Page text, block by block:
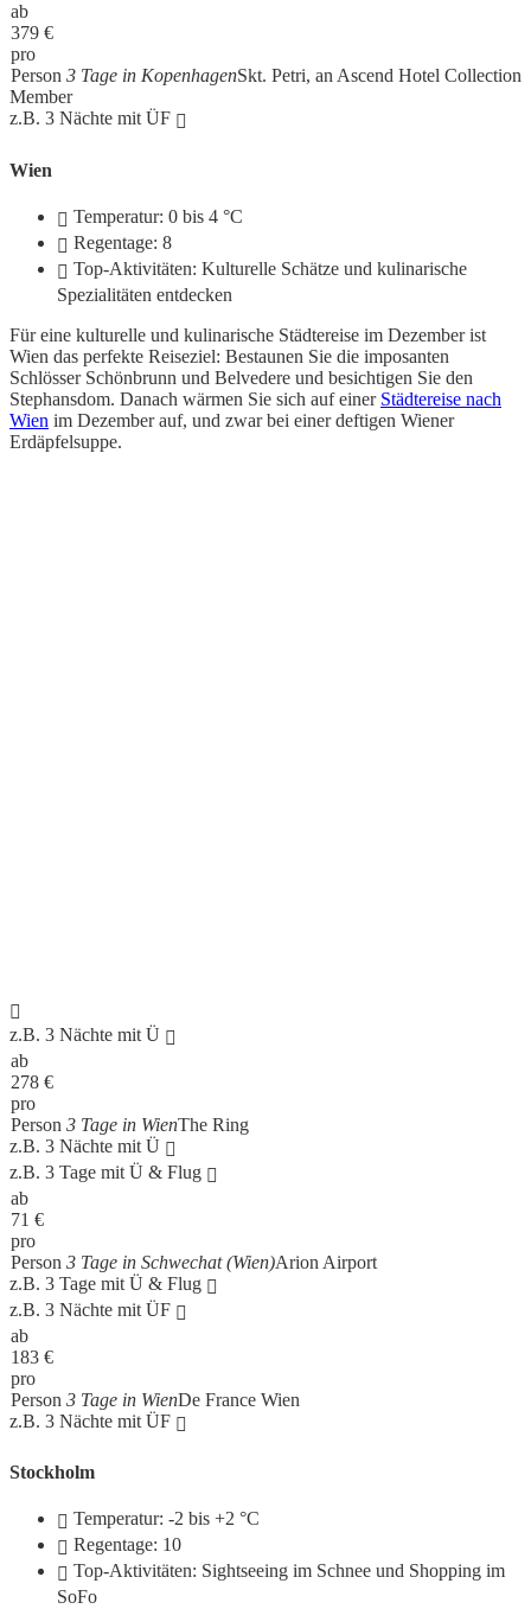
ab
379 €
pro
Person 3 Tage in KopenhagenSkt. Petri, an Ascend Hotel Collection
Member
z.B. 3 Nächte mit ÜF
Wien
Temperatur: 0 bis 4 °C
Regentage: 8
Top-Aktivitäten: Kulturelle Schätze und kulinarische
Spezialitäten entdecken
Für eine kulturelle und kulinarische Städtereise im Dezember ist
Wien das perfekte Reiseziel: Bestaunen Sie die imposanten
Schlösser Schönbrunn und Belvedere und besichtigen Sie den
Stephansdom. Danach wärmen Sie sich auf einer Städtereise nach
Wien im Dezember auf, und zwar bei einer deftigen Wiener
Erdäpfelsuppe.
z.B. 3 Nächte mit Ü
ab
278 €
pro
Person 3 Tage in WienThe Ring
z.B. 3 Nächte mit Ü
z.B. 3 Tage mit Ü & Flug
ab
71 €
pro
Person 3 Tage in Schwechat (Wien)Arion Airport
z.B. 3 Tage mit Ü & Flug
z.B. 3 Nächte mit ÜF
ab
183 €
pro
Person 3 Tage in WienDe France Wien
z.B. 3 Nächte mit ÜF
Stockholm
Temperatur: -2 bis +2 °C
Regentage: 10
Top-Aktivitäten: Sightseeing im Schnee und Shopping im
SoFo